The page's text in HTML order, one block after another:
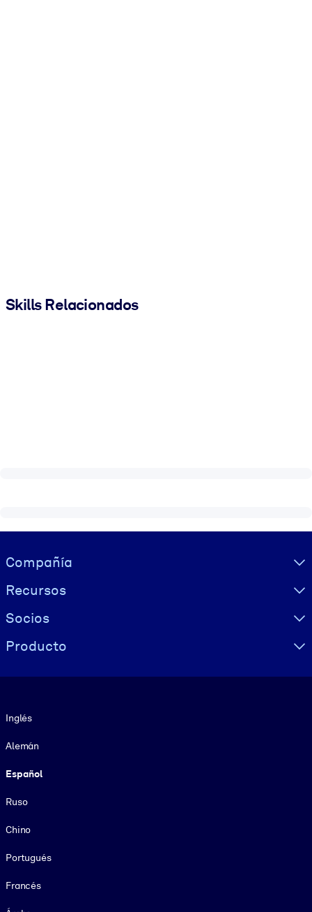
Skills Relacionados
Visually hidden Text
Compañía
Recursos
Socios
Producto
Inglés
Alemán
Español
Ruso
Chino
Portugués
Francés